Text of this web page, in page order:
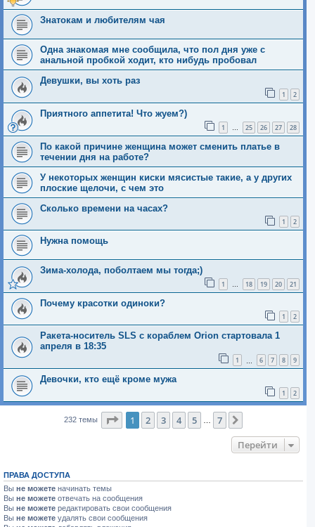
Знатокам и любителям чая
Одна знакомая мне сообщила, что пол дня уже с
анальной пробкой ходит, кто нибудь пробовал
Девушки, вы хоть раз
1 2
Приятного аппетита! Что жуем?)
1 25 26 27 28
По какой причине женщина может сменить платье в
течении дня на работе?
У некоторых женщин киски мясистые такие, а у других
плоские щелочи, с чем это
Сколько времени на часах?
1 2
Нужна помощь
Зима-холода, поболтаем мы тогда;)
1 … 18 19 20 21
Почему красотки одиноки?
1 2
Ракета-носитель SLS с кораблем Orion стартовала 1
апреля в 18:35
1 6 7 8 9
Девочки, кто ещё кроме мужа
1 2
232 темы Страница из
1 2 3 4 5 7
Перейти
ПРАВА ДОСТУПА
Вы не можете начинать темы
Вы не можете отвечать на сообщения
Вы не можете редактировать свои сообщения
Вы не можете удалять свои сообщения